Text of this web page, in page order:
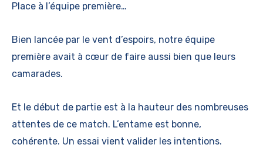
Place à l’équipe première…
Bien lancée par le vent d’espoirs, notre équipe
première avait à cœur de faire aussi bien que leurs
camarades.
Et le début de partie est à la hauteur des nombreuses
attentes de ce match. L’entame est bonne,
cohérente. Un essai vient valider les intentions.